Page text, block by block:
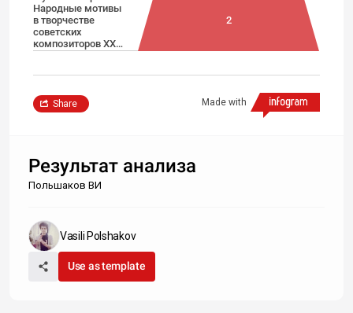
Народные мотивы
в творчестве
советских
композиторов XX…
2
Made with
Share
Результат анализа
Польшаков ВИ
Vasili Polshakov
Use as template